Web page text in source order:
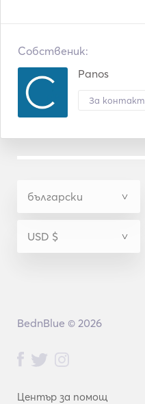
Собственик:
Panos
За контакт
Център за помощ
BednBlue © 2026